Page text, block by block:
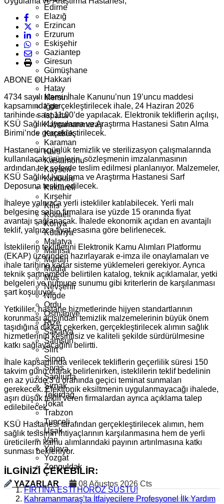
Edirne
Elazığ
Erzincan
Erzurum
Eskişehir
Gaziantep
Giresun
Gümüşhane
Hakkari
Hatay
Mersin
Iğdır
Isparta
Kahramanmaraş
Karabük
Karaman
Kars
Kastamonu
Kayseri
Kırıkkale
Kırklareli
Kırşehir
Kilis
Kocaeli
Konya
Kütahya
Malatya
Manisa
Mardin
Muğla
Muş
Nevşehir
Niğde
Ordu
Osmaniye
Rize
Sakarya
Samsun
Siirt
Sinop
Sivas
Şanlıurfa
Şırnak
Tekirdağ
Tokat
Trabzon
Tunceli
Uşak
Van
Yalova
Yozgat
Zonguldak
YAZARLAR
08 Ağustos 2026 Cts
ABONE OL
4734 sayılı Kamu İhale Kanunu’nun 19’uncu maddesi
kapsamında gerçekleştirilecek ihale, 24 Haziran 2026
tarihinde saat 11.00’de yapılacak. Elektronik tekliflerin açılışı,
KSÜ Sağlık Uygulama ve Araştırma Hastanesi Satın Alma
Birimi’nde gerçekleştirilecek.
Hastanenin günlük temizlik ve sterilizasyon çalışmalarında
kullanılacak ürünlerin, sözleşmenin imzalanmasının
ardından tek seferde teslim edilmesi planlanıyor. Malzemeler,
KSÜ Sağlık Uygulama ve Araştırma Hastanesi Sarf
Deposuna teslim edilecek.
İhaleye yalnızca yerli istekliler katılabilecek. Yerli malı
belgesine sahip firmalara ise yüzde 15 oranında fiyat
avantajı sağlanacak. İhalede ekonomik açıdan en avantajlı
teklif, yalnızca fiyat esasına göre belirlenecek.
İsteklilerin tekliflerini Elektronik Kamu Alımları Platformu
(EKAP) üzerinden hazırlayarak e-imza ile onaylamaları ve
ihale tarihine kadar sisteme yüklemeleri gerekiyor. Ayrıca
teknik şartnamede belirtilen katalog, teknik açıklamalar, yetki
belgeleri ve numune sunumu gibi kriterlerin de karşılanması
şart koşuluyor.
Yetkililer, hastane hizmetlerinde hijyen standartlarının
korunması açısından temizlik malzemelerinin büyük önem
taşıdığına dikkat çekerken, gerçekleştirilecek alımın sağlık
hizmetlerinin kesintisiz ve kaliteli şekilde sürdürülmesine
katkı sağlayacağını belirtti.
İhale kapsamında verilecek tekliflerin geçerlilik süresi 150
takvim günü olarak belirlenirken, isteklilerin teklif bedelinin
en az yüzde 3’ü oranında geçici teminat sunmaları
gerekecek. Elektronik eksiltmenin uygulanmayacağı ihalede,
aşırı düşük teklif veren firmalardan ayrıca açıklama talep
edilebilecek.
KSÜ Hastanesi tarafından gerçekleştirilecek alımın, hem
sağlık tesisinin ihtiyaçlarının karşılanmasına hem de yerli
üreticilerin kamu alımlarındaki payının artırılmasına katkı
sunması bekleniyor.
İLGİNİZİ ÇEKEBİLİR:
FIRTINA ESTİ HOROZ SUSTU!
Kahramanmaraş’ta İtfaiyecilere Profesyonel İlk Yardım